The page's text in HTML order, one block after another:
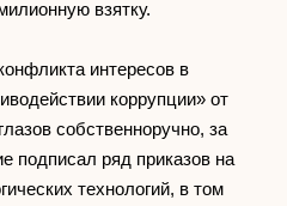
взятку.
интересов в
коррупции» от
собственноручно, за
подписал ряд приказов на
технологий, в том